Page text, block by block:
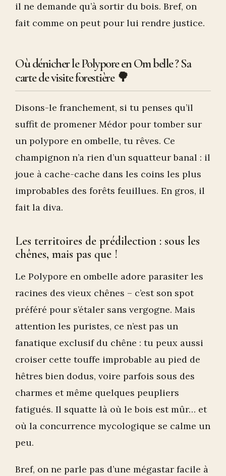
il ne demande qu’à sortir du bois. Bref, on
fait comme on peut pour lui rendre justice.
Où dénicher le Polypore en Om belle ? Sa
carte de visite forestière 🌳
Disons-le franchement, si tu penses qu’il
suffit de promener Médor pour tomber sur
un polypore en ombelle, tu rêves. Ce
champignon n’a rien d’un squatteur banal : il
joue à cache-cache dans les coins les plus
improbables des forêts feuillues. En gros, il
fait la diva.
Les territoires de prédilection : sous les
chênes, mais pas que !
Le Polypore en ombelle adore parasiter les
racines des vieux chênes – c’est son spot
préféré pour s’étaler sans vergogne. Mais
attention les puristes, ce n’est pas un
fanatique exclusif du chêne : tu peux aussi
croiser cette touffe improbable au pied de
hêtres bien dodus, voire parfois sous des
charmes et même quelques peupliers
fatigués. Il squatte là où le bois est mûr… et
où la concurrence mycologique se calme un
peu.
Bref, on ne parle pas d’une mégastar facile à